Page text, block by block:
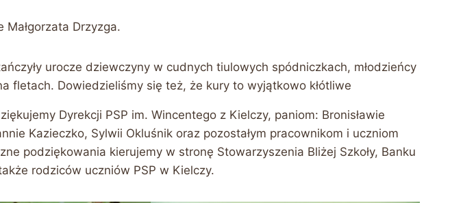
Drzyzga.
urocze dziewczyny w cudnych tiulowych spódniczkach, młodzieńcy
fletach. Dowiedzieliśmy się też, że kury to wyjątkowo kłótliwe
Dyrekcji PSP im. Wincentego z Kielczy, paniom: Bronisławie
Kazieczko, Sylwii Okluśnik oraz pozostałym pracownikom i uczniom
podziękowania kierujemy w stronę Stowarzyszenia Bliżej Szkoły, Banku
rodziców uczniów PSP w Kielczy.